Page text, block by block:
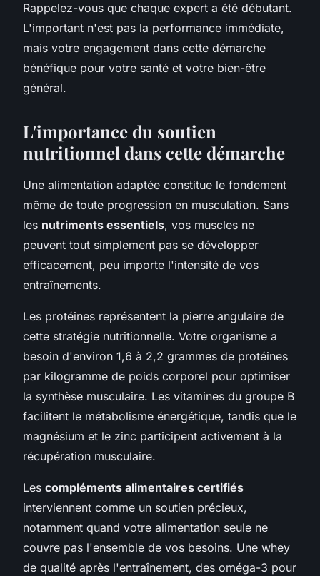
Rappelez-vous que chaque expert a été débutant.
L'important n'est pas la performance immédiate,
mais votre engagement dans cette démarche
bénéfique pour votre santé et votre bien-être
général.
L'importance du soutien
nutritionnel dans cette démarche
Une alimentation adaptée constitue le fondement
même de toute progression en musculation. Sans
les nutriments essentiels, vos muscles ne
peuvent tout simplement pas se développer
efficacement, peu importe l'intensité de vos
entraînements.
Les protéines représentent la pierre angulaire de
cette stratégie nutritionnelle. Votre organisme a
besoin d'environ 1,6 à 2,2 grammes de protéines
par kilogramme de poids corporel pour optimiser
la synthèse musculaire. Les vitamines du groupe B
facilitent le métabolisme énergétique, tandis que le
magnésium et le zinc participent activement à la
récupération musculaire.
Les compléments alimentaires certifiés
interviennent comme un soutien précieux,
notamment quand votre alimentation seule ne
couvre pas l'ensemble de vos besoins. Une whey
de qualité après l'entraînement, des oméga-3 pour